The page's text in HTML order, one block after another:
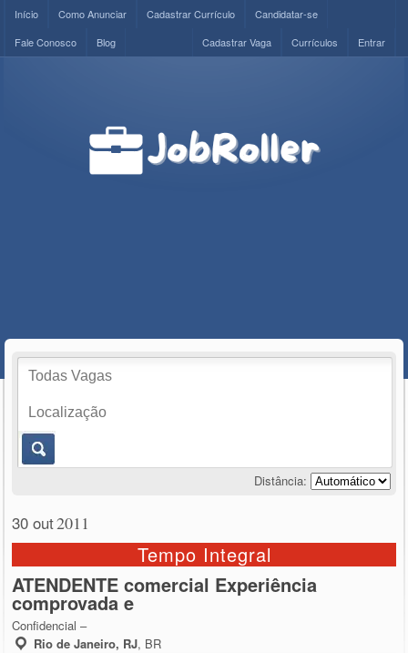
Início Como Anunciar Cadastrar Currículo
Candidatar-se
Fale Conosco
Blog Entrar
Currículos
Cadastrar Vaga
Distância:
30 out2011
Tempo Integral
ATENDENTE comercial Experiência
comprovada e
Confidencial –
Rio de Janeiro, RJ, BR